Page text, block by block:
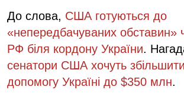
До слова, США готуються до
«непередбачуваних обставин»
РФ біля кордону України.
сенатори США хочуть збільшити
допомогу Україні до $350 млн.